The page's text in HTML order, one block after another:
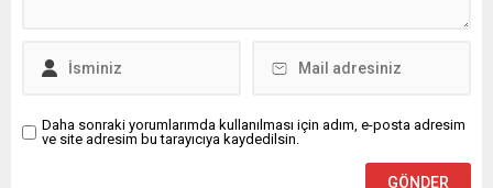
Daha sonraki yorumlarımda kullanılması için adım, e-posta adresim
ve site adresim bu tarayıcıya kaydedilsin.